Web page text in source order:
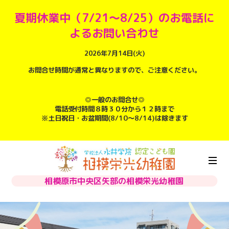
夏期休業中（7/21～8/25）のお電話に
よるお問い合わせ
2026年7月14日(火)
お問合せ時間が通常と異なりますので、ご注意ください。
◎一般のお問合せ◎
電話受付時間８時３０分から１２時まで
※土日祝日・お盆期間(8/10～8/14)は除きます
相模原市中央区矢部の相模栄光幼稚園